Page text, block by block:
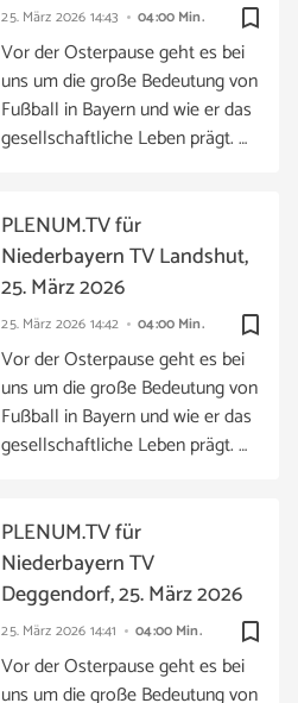
bookmark_border
25. März 2026 14:43 04:00 Min.
Vor der Osterpause geht es bei
uns um die große Bedeutung von
Fußball in Bayern und wie er das
gesellschaftliche Leben prägt. …
bookmark_border
25. März 2026 14:42 04:00 Min.
PLENUM.TV für
Niederbayern TV Landshut,
25. März 2026
Vor der Osterpause geht es bei
uns um die große Bedeutung von
Fußball in Bayern und wie er das
gesellschaftliche Leben prägt. …
bookmark_border
25. März 2026 14:41 04:00 Min.
PLENUM.TV für
Niederbayern TV
Deggendorf, 25. März 2026
Vor der Osterpause geht es bei
uns um die große Bedeutung von